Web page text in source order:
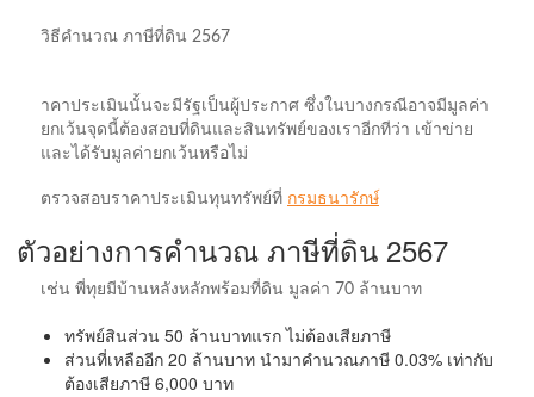
วิธีคำนวณ ภาษีที่ดิน 2567
าคาประเมินนั้นจะมีรัฐเป็นผู้ประกาศ ซึ่งในบางกรณีอาจมีมูลค่า
ยกเว้นจุดนี้ต้องสอบที่ดินและสินทรัพย์ของเราอีกทีว่า เข้าข่าย
และได้รับมูลค่ายกเว้นหรือไม่
ตรวจสอบราคาประเมินทุนทรัพย์ที่ กรมธนารักษ์
ตัวอย่างการคำนวณ ภาษีที่ดิน 2567
เช่น พี่ทุยมีบ้านหลังหลักพร้อมที่ดิน มูลค่า 70 ล้านบาท
ทรัพย์สินส่วน 50 ล้านบาทแรก ไม่ต้องเสียภาษี
ส่วนที่เหลืออีก 20 ล้านบาท นำมาคำนวณภาษี 0.03% เท่ากับ
ต้องเสียภาษี 6,000 บาท